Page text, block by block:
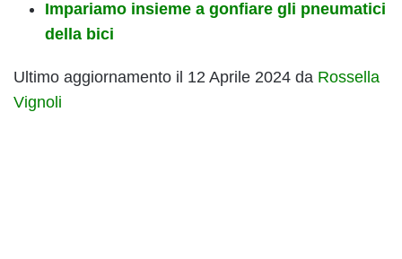
Impariamo insieme a gonfiare gli pneumatici
della bici
Ultimo aggiornamento il 12 Aprile 2024 da Rossella
Vignoli